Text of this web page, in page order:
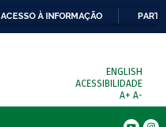
ACESSO À INFORMAÇÃO
ENGLISH
ACESSIBILIDADE
A+ A-